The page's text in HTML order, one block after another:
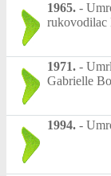
1965. -
rukovodilac
1971. -
Gabrielle
1994. -